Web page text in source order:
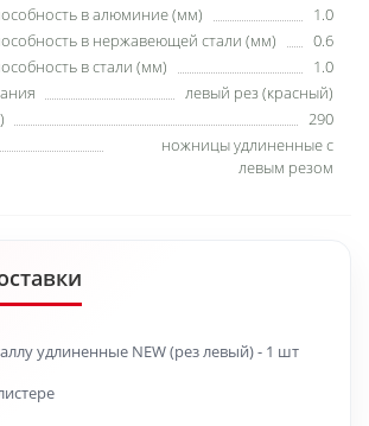
в алюминие (мм)
1.0
в нержавеющей стали (мм)
0.6
в стали (мм)
1.0
левый рез (красный)
290
ножницы удлиненные с
левым резом
удлиненные NEW (рез левый) - 1 шт